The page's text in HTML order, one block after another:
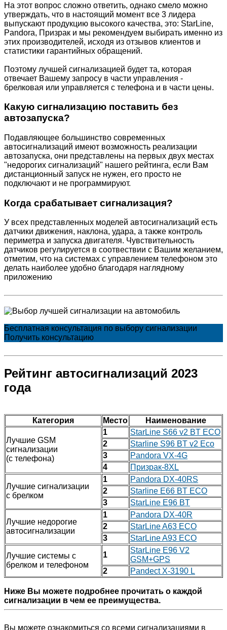
На этот вопрос сложно ответить, однако смело можно
утверждать, что в настоящий момент все 3 лидера
выпускают продукцию высокого качества, это: StarLine,
Pandora, Призрак и мы рекомендуем выбирать именно из
этих производителей, исходя из отзывов клиентов и
статистики гарантийных обращений.
Поэтому лучшей сигнализацией будет та, которая
отвечает Вашему запросу в части управления -
брелковая или управляется с телефона и в части цены.
Какую сигнализацию поставить без
автозапуска?
Подавляющее большинство современных
автосигнализаций имеют возможность реализации
автозапуска, они представлены на первых двух местах
"недорогих сигнализаций" нашего рейтинга, если Вам
дистанционный запуск не нужен, его просто не
подключают и не программируют.
Когда срабатывает сигнализация?
У всех представленных моделей автосигнализаций есть
датчики движения, наклона, удара, а также контроль
периметра и запуска двигателя. Чувствительность
датчиков регулируется в соотвествии с Вашим желанием,
отметим, что на системах с управлением телефоном это
делать наиболее удобно благодаря наглядному
приложению
Бесплатная консультация по выбору сигнализации
Получить консультацию
Рейтинг автосигнализаций 2023
года
Категория Место Наименование
Лучшие GSM
сигнализации
(с телефона)
1
StarLine S66 v2 BT ECO
2
Starline S96 BT v2 Eco
3
Pandora VX-4G
4
Призрак-8XL
Лучшие сигнализации
с брелком
1
Pandora DX-40RS
2
Starline E66 BT ECO
3
StarLine E96 BT
Лучшие недорогие
автосигнализации
1
Pandora DX-40R
2
StarLine A63 ECO
3
StarLine A93 ECO
Лучшие системы с
брелком и телефоном
1
StarLine E96 V2
GSM+GPS
2
Pandect X-3190 L
Ниже Вы можете подробнее прочитать о каждой
сигнализации в чем ее преимущества.
Вы можете ознакомиться со всеми сигнализациями в